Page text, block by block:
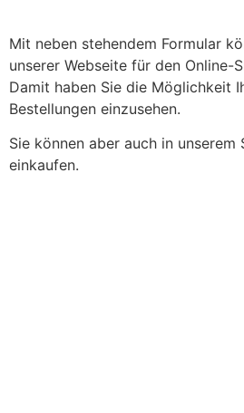
Mit neben stehendem Formular
unserer Webseite für den Online-
Damit haben Sie die Möglichkeit
Bestellungen einzusehen.
Sie können aber auch in unserem
einkaufen.